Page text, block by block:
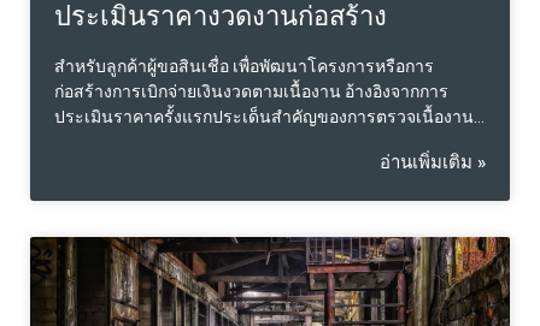
ประเมินราคางวดงานก่อสร้าง
สำหรับลูกค้าผู้ขอสินเชื่อ เพื่อพัฒนาโครงการหรือการ
ก่อสร้างการเบิกจ่ายเงินงวดตามเนื้องาน อ้างอิงจากการ
ประเมินราคาครั้งแรกประเด็นสำคัญของการตรวจเนื้องาน…
อ่านเพิ่มเติม »